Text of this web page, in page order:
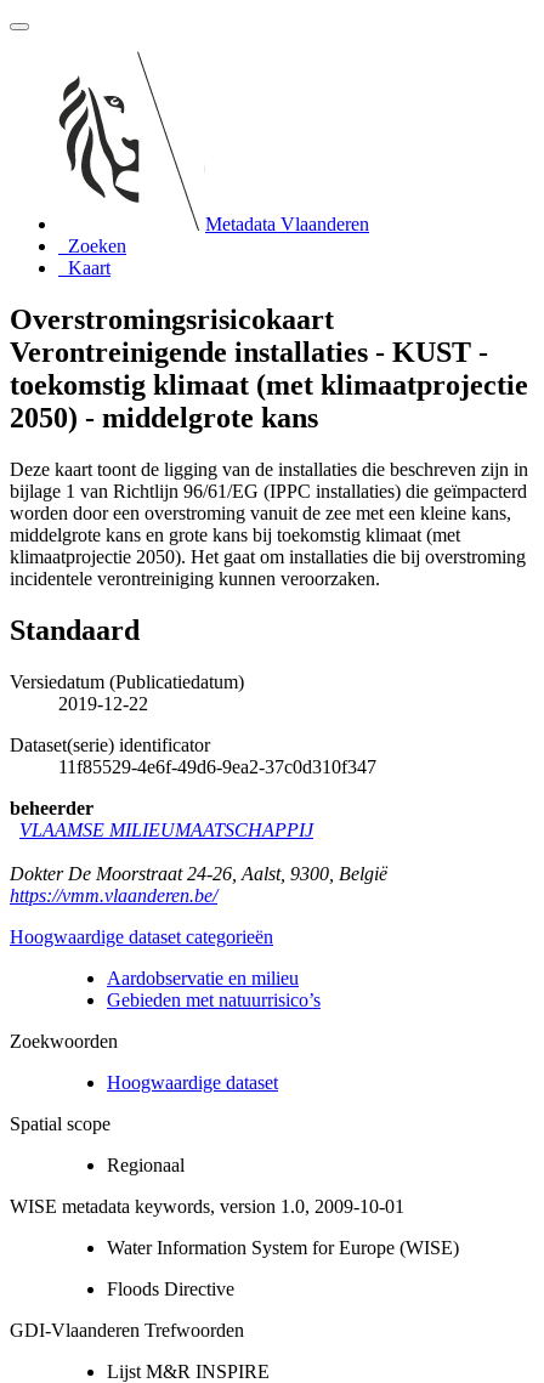
Metadata Vlaanderen
Zoeken
Kaart
Overstromingsrisicokaart
Verontreinigende installaties - KUST -
toekomstig klimaat (met klimaatprojectie
2050) - middelgrote kans
Deze kaart toont de ligging van de installaties die beschreven zijn in
bijlage 1 van Richtlijn 96/61/EG (IPPC installaties) die geïmpacterd
worden door een overstroming vanuit de zee met een kleine kans,
middelgrote kans en grote kans bij toekomstig klimaat (met
klimaatprojectie 2050). Het gaat om installaties die bij overstroming
incidentele verontreiniging kunnen veroorzaken.
Standaard
Versiedatum (Publicatiedatum)
2019-12-22
Dataset(serie) identificator
11f85529-4e6f-49d6-9ea2-37c0d310f347
beheerder
VLAAMSE MILIEUMAATSCHAPPIJ
Dokter De Moorstraat 24-26 Aalst, 9300 België
https://vmm.vlaanderen.be/
Hoogwaardige dataset categorieën
Aardobservatie en milieu
Gebieden met natuurrisico’s
Zoekwoorden
Hoogwaardige dataset
Spatial scope
Regionaal
WISE metadata keywords, version 1.0, 2009-10-01
Water Information System for Europe (WISE)
Floods Directive
GDI-Vlaanderen Trefwoorden
Lijst M&R INSPIRE